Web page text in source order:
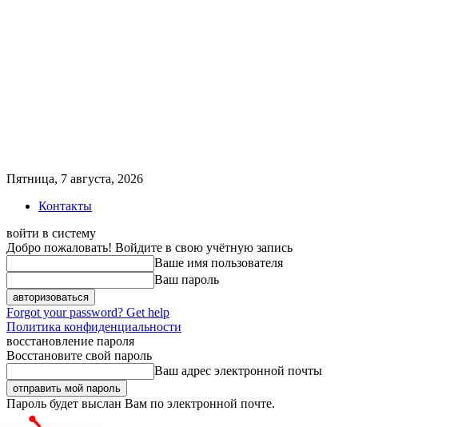
Пятница, 7 августа, 2026
Контакты
войти в систему
Добро пожаловать! Войдите в свою учётную запись
Ваше имя пользователя
Ваш пароль
Forgot your password? Get help
Политика конфиденциальности
восстановление пароля
Восстановите свой пароль
Ваш адрес электронной почты
Пароль будет выслан Вам по электронной почте.